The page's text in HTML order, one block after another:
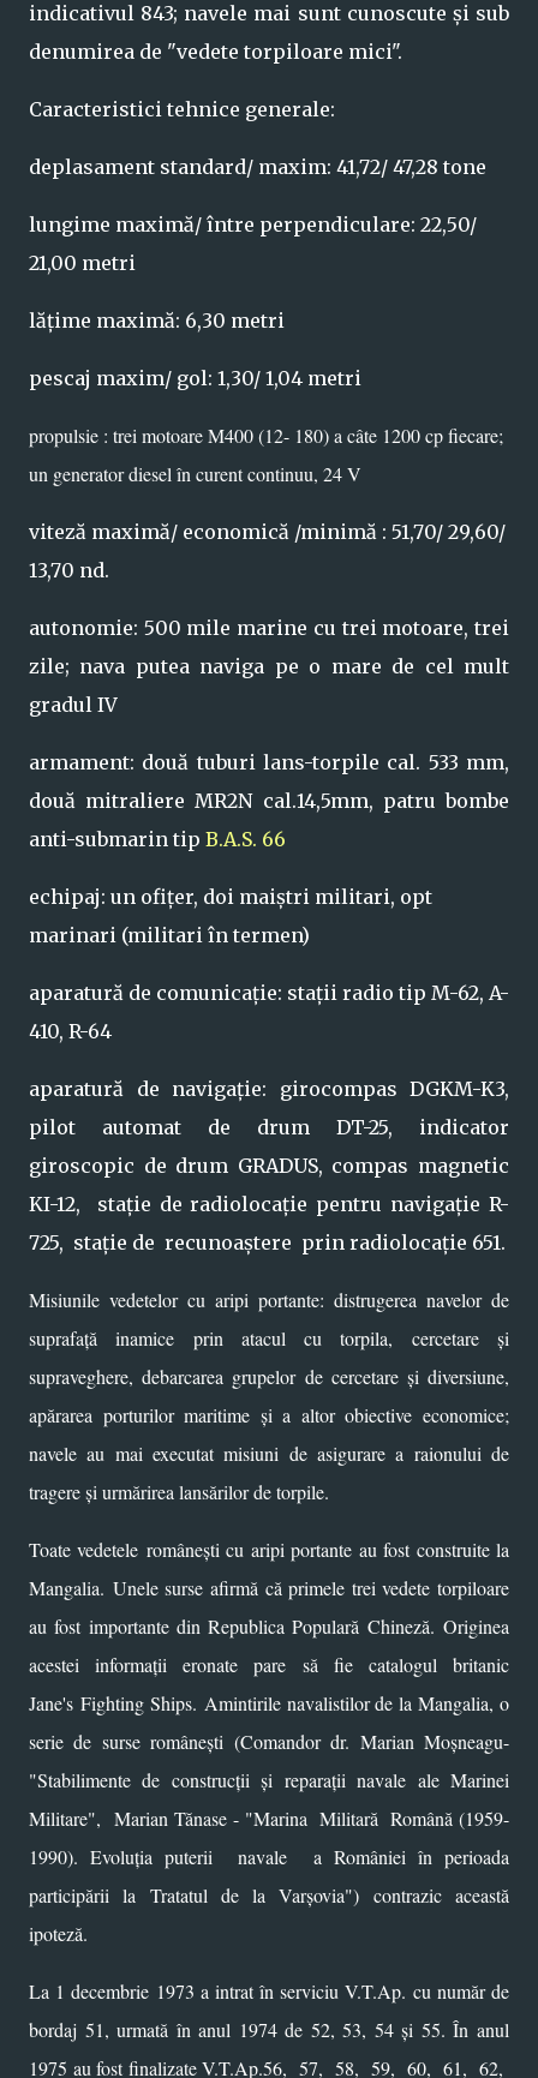
indicativul 843; navele mai sunt cunoscute și sub
denumirea de "vedete torpiloare mici".
Caracteristici tehnice generale:
deplasament standard/ maxim: 41,72/ 47,28 tone
lungime maximă/ între perpendiculare: 22,50/
21,00 metri
lățime maximă: 6,30 metri
pescaj maxim/ gol: 1,30/ 1,04 metri
propulsie : trei motoare M400 (12- 180) a câte 1200 cp fiecare;
un generator diesel în curent continuu, 24 V
viteză maximă/ economică /minimă : 51,70/ 29,60/
13,70 nd.
autonomie: 500 mile marine cu trei motoare, trei
zile; nava putea naviga pe o mare de cel mult
gradul IV
armament: două tuburi lans-torpile cal. 533 mm,
două mitraliere MR2N cal.14,5mm, patru bombe
anti-submarin tip B.A.S. 66
echipaj: un ofițer, doi maiștri militari, opt
marinari (militari în termen)
aparatură de comunicație: stații radio tip M-62, A-
410, R-64
aparatură de navigație: girocompas DGKM-K3,
pilot automat de drum DT-25, indicator
giroscopic de drum GRADUS, compas magnetic
KI-12, stație de radiolocație pentru navigație R-
725, stație de recunoaștere prin radiolocație 651.
Misiunile vedetelor cu aripi portante: distrugerea navelor de
suprafață inamice prin atacul cu torpila, cercetare și
supraveghere, debarcarea grupelor de cercetare și diversiune,
apărarea porturilor maritime și a altor obiective economice;
navele au mai executat misiuni de asigurare a raionului de
tragere și urmărirea lansărilor de torpile.
Toate vedetele româneșticu aripi portante au fost construite la
Mangalia. Unele surse afirmă că primele trei vedete torpiloare
au fost importante din Republica Populară Chineză. Originea
acestei informații eronate pare să fie catalogul britanic
Jane's Fighting Ships. Amintirile navalistilor de la Mangalia, o
serie de surse românești (Comandor dr. Marian Moșneagu-
"Stabilimente de construcții și reparații navale ale Marinei
Militare", Marian Tănase - "Marina Militară Română (1959-
1990). Evoluția puterii navale a României în perioada
participării la Tratatul de la Varșovia") contrazic această
ipoteză.
La 1 decembrie 1973 a intrat în serviciu V.T.Ap. cu număr de
bordaj 51, urmată în anul 1974 de 52, 53, 54 și 55. În anul
1975 au fost finalizate V.T.Ap.56, 57, 58, 59, 60, 61, 62,